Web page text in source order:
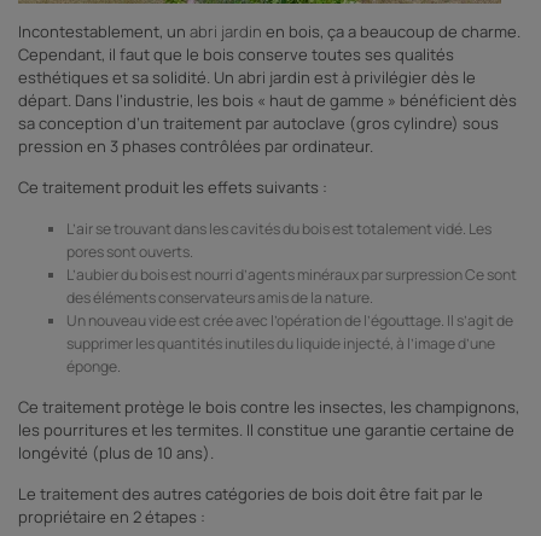
Incontestablement, un abri jardin en bois, ça a beaucoup de charme.
Cependant, il faut que le bois conserve toutes ses qualités
esthétiques et sa solidité. Un abri jardin est à privilégier dès le
départ. Dans l’industrie, les bois « haut de gamme » bénéficient dès
sa conception d’un traitement par autoclave (gros cylindre) sous
pression en 3 phases contrôlées par ordinateur.
Ce traitement produit les effets suivants :
L’air se trouvant dans les cavités du bois est totalement vidé. Les
pores sont ouverts.
L’aubier du bois est nourri d’agents minéraux par surpression Ce sont
des éléments conservateurs amis de la nature.
Un nouveau vide est crée avec l’opération de l’égouttage. Il s’agit de
supprimer les quantités inutiles du liquide injecté, à l’image d’une
éponge.
Ce traitement protège le bois contre les insectes, les champignons,
les pourritures et les termites. Il constitue une garantie certaine de
longévité (plus de 10 ans).
Le traitement des autres catégories de bois doit être fait par le
propriétaire en 2 étapes :